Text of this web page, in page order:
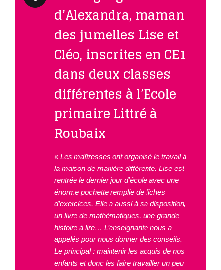
d’Alexandra, maman
des jumelles Lise et
Cléo, inscrites en CE1
dans deux classes
différentes à l’Ecole
primaire Littré à
Roubaix
« Les maîtresses ont organisé le travail à
la maison de manière différente. Lise est
rentrée le dernier jour d’école avec une
énorme pochette remplie de fiches
d’exercices. Elle a aussi à sa disposition,
un livre de mathématiques, une grande
histoire à lire… L’enseignante nous a
appelés pour nous donner des conseils.
Le principal : maintenir les acquis de nos
enfants et donc les faire travailler un peu